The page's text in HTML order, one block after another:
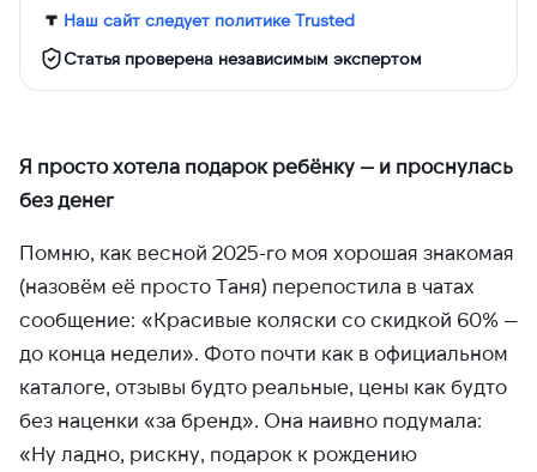
Наш сайт следует политике Trusted
Статья проверена независимым экспертом
Я просто хотела подарок ребёнку — и проснулась
без денег
Помню, как весной 2025-го моя хорошая знакомая
(назовём её просто Таня) перепостила в чатах
сообщение: «Красивые коляски со скидкой 60% —
до конца недели». Фото почти как в официальном
каталоге, отзывы будто реальные, цены как будто
без наценки «за бренд». Она наивно подумала:
«Ну ладно, рискну, подарок к рождению